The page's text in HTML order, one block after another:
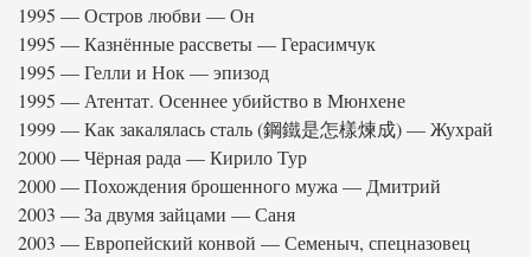
1995 — Остров любви — Он
1995 — Казнённые рассветы — Герасимчук
1995 — Гелли и Нок — эпизод
1995 — Атентат. Осеннее убийство в Мюнхене
1999 — Как закалялась сталь (鋼鐵是怎樣煉成) — Жухрай
2000 — Чёрная рада — Кирило Тур
2000 — Похождения брошенного мужа — Дмитрий
2003 — За двумя зайцами — Саня
2003 — Европейский конвой — Семеныч, спецназовец